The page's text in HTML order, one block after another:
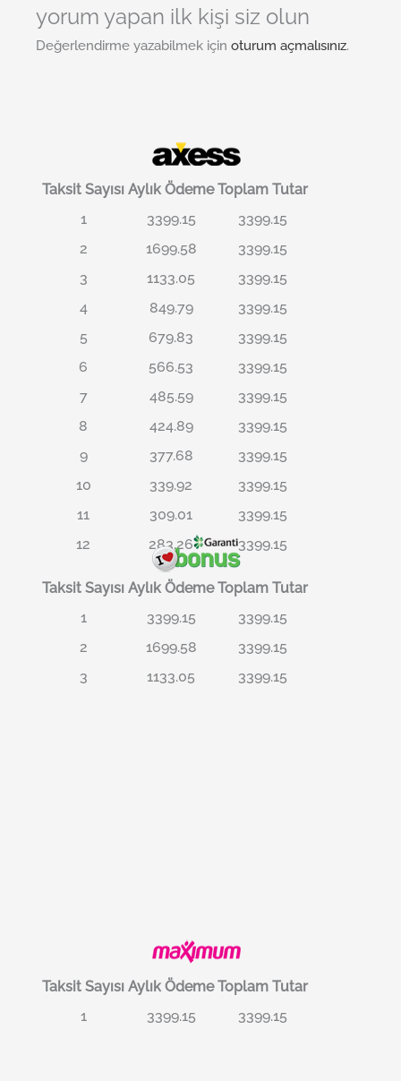
yorum yapan ilk kişi siz olun
Değerlendirme yazabilmek için oturum açmalısınız.
Taksit Sayısı Aylık Ödeme Toplam Tutar
1
3399.15
3399.15
2
1699.58
3399.15
3
1133.05
3399.15
4
849.79
3399.15
5
679.83
3399.15
6
566.53
3399.15
7
485.59
3399.15
8
424.89
3399.15
9
377.68
3399.15
10
339.92
3399.15
11
309.01
3399.15
12
283.26 3399.15
Taksit Sayısı Aylık Ödeme Toplam Tutar
1
3399.15
3399.15
2
1699.58
3399.15
3
1133.05 3399.15
Taksit Sayısı Aylık Ödeme Toplam Tutar
1
3399.15 3399.15